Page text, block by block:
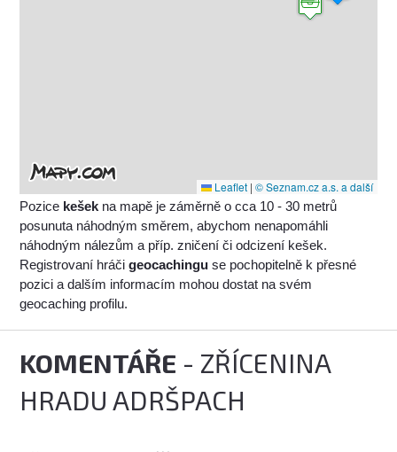
Leaflet | © Seznam.cz a.s. a další
Pozice kešek na mapě je záměrně o cca 10 - 30 metrů
posunuta náhodným směrem, abychom nenapomáhli
náhodným nálezům a příp. zničení či odcizení kešek.
Registrovaní hráčigeocachingu se pochopitelně k přesné
pozici a dalším informacím mohou dostat na svém
geocaching profilu.
KOMENTÁŘE - ZŘÍCENINA
HRADU ADRŠPACH